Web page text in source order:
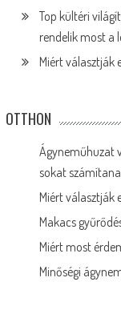
Top kültéri
rendelik most a
Miért választják
OTTHON
Ágyneműhuzat
sokat
Miért választják
Makacs
Miért most
Minőségi